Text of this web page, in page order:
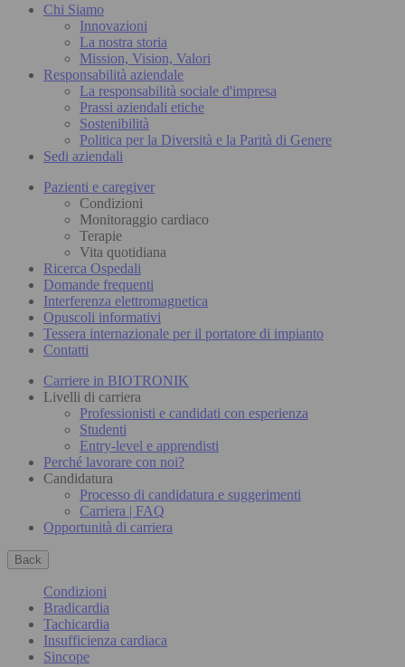
Chi Siamo
Innovazioni
La nostra storia
Mission, Vision, Valori
Responsabilità aziendale
La responsabilità sociale d'impresa
Prassi aziendali etiche
Sostenibilità
Politica per la Diversità e la Parità di Genere
Sedi aziendali
Pazienti e caregiver
Condizioni
Monitoraggio cardiaco
Terapie
Vita quotidiana
Ricerca Ospedali
Domande frequenti
Interferenza elettromagnetica
Opuscoli informativi
Tessera internazionale per il portatore di impianto
Contatti
Carriere in BIOTRONIK
Livelli di carriera
Professionisti e candidati con esperienza
Studenti
Entry-level e apprendisti
Perché lavorare con noi?
Candidatura
Processo di candidatura e suggerimenti
Carriera | FAQ
Opportunità di carriera
Back
Condizioni
Bradicardia
Tachicardia
Insufficienza cardiaca
Sincope